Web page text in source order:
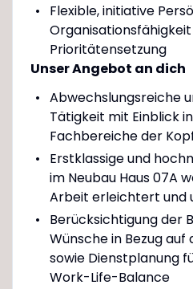
Flexible, initiative
Prioritätensetzung
Unser Angebot an dich
Abwechslungsreiche
Tätigkeit mit Einblick
Fachbereiche der
Erstklassige und
im Neubau Haus 07A
Arbeit erleichtert und
Berücksichtigung der
Wünsche in Bezug
sowie Dienstplanung
Work-Life-Balance